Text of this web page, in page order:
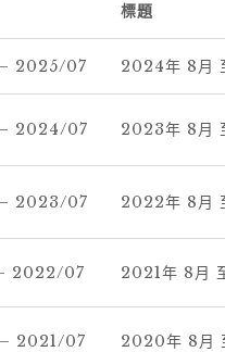
標題
2025/07 2024年 8月
2024/07 2023年 8月
2023/07 2022年 8月
2022/07 2021年 8月
2021/07 2020年 8月